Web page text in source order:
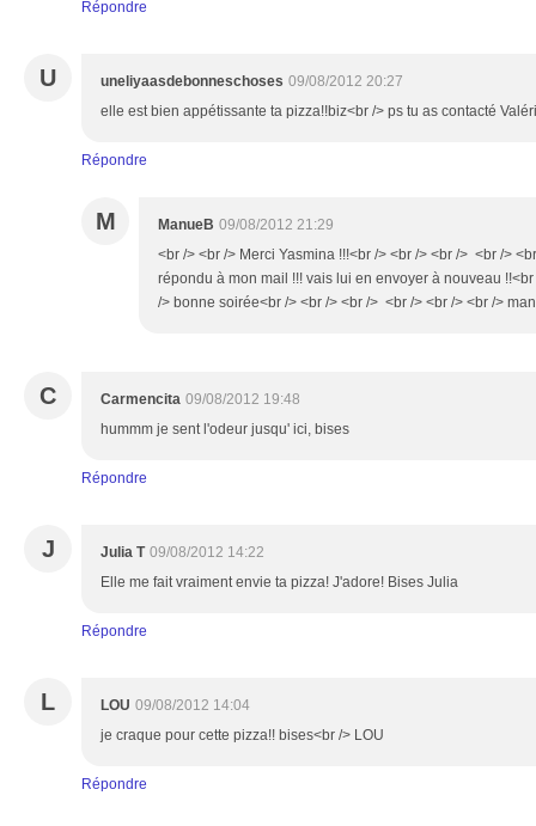
Répondre
U uneliyaasdebonneschoses 09/08/2012 20:27
elle est bien appétissante ta pizza!!biz<br /> ps tu as contacté
Répondre
M ManueB 09/08/2012 21:29
<br /> <br /> Merci Yasmina !!!<br /> <br /> <br /> <br />
répondu à mon mail !!! vais lui en envoyer à nouveau
/> bonne soirée<br /> <br /> <br /> <br /> <br /> <br />
C Carmencita 09/08/2012 19:48
hummm je sent l'odeur jusqu' ici, bises
Répondre
J Julia T 09/08/2012 14:22
Elle me fait vraiment envie ta pizza! J'adore! Bises Julia
Répondre
L LOU 09/08/2012 14:04
je craque pour cette pizza!! bises<br /> LOU
Répondre